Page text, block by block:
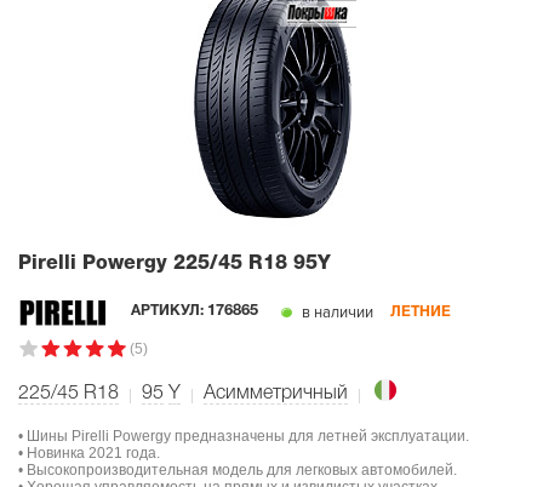
Pirelli Powergy 225/45 R18 95Y
АРТИКУЛ: 176865 в наличии ЛЕТНИЕ
(5)
225/45 R18 95 Y Асимметричный
• Шины Pirelli Powergy предназначены для летней эксплуатации.
• Новинка 2021 года.
• Высокопроизводительная модель для легковых автомобилей.